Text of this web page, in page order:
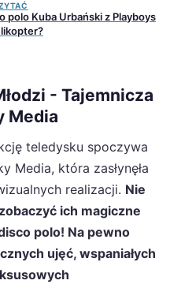
polo Kuba Urbański z Playboys
- Tajemnicza
Media
teledysku spoczywa
Media, która zasłynęła
realizacji. Nie
ich magiczne
polo! Na pewno
ujęć, wspaniałych